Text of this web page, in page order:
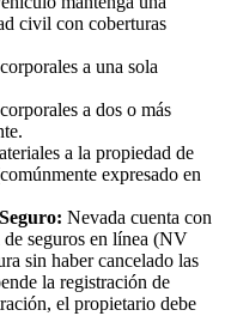
civil con coberturas
a una sola
a dos o más
a la propiedad de
expresado en
Nevada cuenta con
seguros en línea (NV
sin haber cancelado las
la registración de
el propietario debe